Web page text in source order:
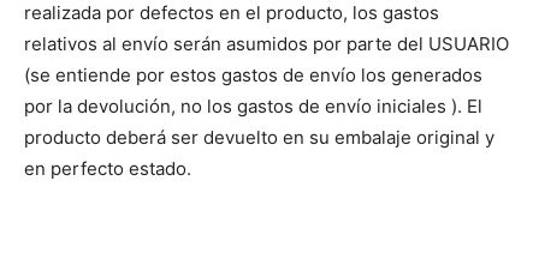
realizada por defectos en el producto, los gastos
relativos al envío serán asumidos por parte del USUARIO
(se entiende por estos gastos de envío los generados
por la devolución, no los gastos de envío iniciales ). El
producto deberá ser devuelto en su embalaje original y
en perfecto estado.